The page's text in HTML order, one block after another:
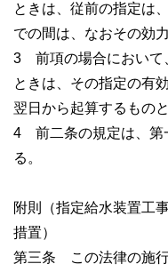
ときは、従前の指定は
での間は、なおその効
3 前項の場合において
ときは、その指定の有
翌日から起算するものと
4 前二条の規定は、第
る。
附則（指定給水装置工
措置）
第三条 この法律の施